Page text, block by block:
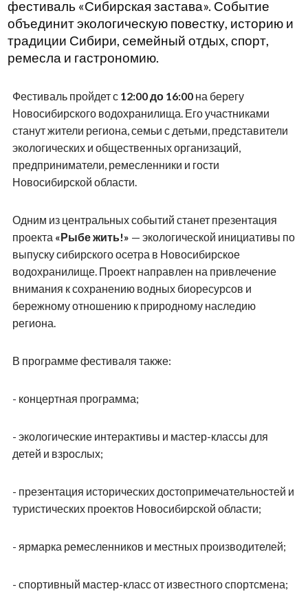
фестиваль «Сибирская застава». Событие
объединит экологическую повестку, историю и
традиции Сибири, семейный отдых, спорт,
ремесла и гастрономию.
Фестиваль пройдет с 12:00 до 16:00на берегу
Новосибирского водохранилища. Его участниками
станут жители региона, семьи с детьми, представители
экологических и общественных организаций,
предприниматели, ремесленники и гости
Новосибирской области.
Одним из центральных событий станет презентация
проекта «Рыбе жить!» — экологической инициативы по
выпуску сибирского осетра в Новосибирское
водохранилище. Проект направлен на привлечение
внимания к сохранению водных биоресурсов и
бережному отношению к природному наследию
региона.
В программе фестиваля также:
- концертная программа;
- экологические интерактивы и мастер-классы для
детей и взрослых;
- презентация исторических достопримечательностей и
туристических проектов Новосибирской области;
- ярмарка ремесленников и местных производителей;
- спортивный мастер-класс от известного спортсмена;